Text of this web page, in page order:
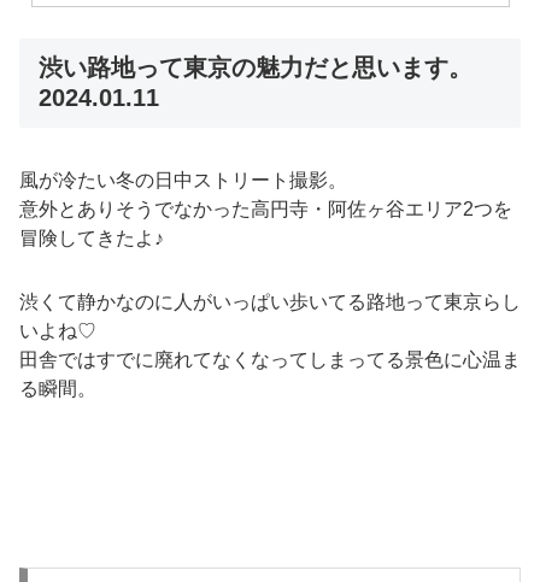
渋い路地って東京の魅力だと思います。
2024.01.11
風が冷たい冬の日中ストリート撮影。
意外とありそうでなかった高円寺・阿佐ヶ谷エリア2つを
冒険してきたよ♪
渋くて静かなのに人がいっぱい歩いてる路地って東京らし
いよね♡
田舎ではすでに廃れてなくなってしまってる景色に心温ま
る瞬間。